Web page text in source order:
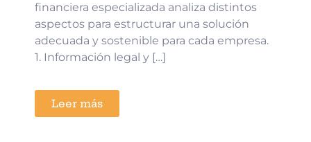
financiera especializada analiza distintos
aspectos para estructurar una solución
adecuada y sostenible para cada empresa.
1. Información legal y […]
Leer más